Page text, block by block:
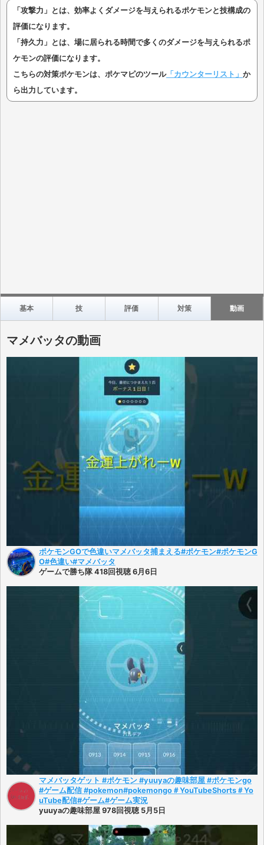
「攻撃力」とは、効率よくダメージを与えられるポケモンと技構成の
評価になります。
「持久力」とは、場に居られる時間で多くのダメージを与えられるポ
ケモンの評価になります。
こちらの対策ポケモンは、ポケマピのツール「カウンターリスト」 か
ら出力しています。
基本 技 評価 対策 動画
マメバッタの動画
ポケモンGOで色違いマメバッタ捕まえる#ポケモン#ポケモンG
O#色違い#マメバッタ
ゲームで勝ち隊 418回視聴 6月6日
マメバッタゲット #ポケモン #yuuyaの趣味部屋 #ポケモンgo
#ゲーム配信 #pokemon#pokemongo＃YouTubeShorts＃Yo
uTube配信#ゲーム#ゲーム実況
yuuyaの趣味部屋 978回視聴 5月5日